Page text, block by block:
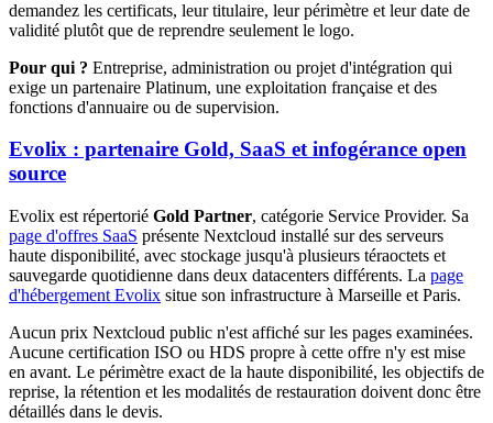
demandez les certificats, leur titulaire, leur périmètre et leur date de
validité plutôt que de reprendre seulement le logo.
Pour qui ? Entreprise, administration ou projet d'intégration qui
exige un partenaire Platinum, une exploitation française et des
fonctions d'annuaire ou de supervision.
Evolix : partenaire Gold, SaaS et infogérance open
source
Evolix est répertorié Gold Partner, catégorie Service Provider. Sa
page d'offres SaaS présente Nextcloud installé sur des serveurs
haute disponibilité, avec stockage jusqu'à plusieurs téraoctets et
sauvegarde quotidienne dans deux datacenters différents. La page
d'hébergement Evolix situe son infrastructure à Marseille et Paris.
Aucun prix Nextcloud public n'est affiché sur les pages examinées.
Aucune certification ISO ou HDS propre à cette offre n'y est mise
en avant. Le périmètre exact de la haute disponibilité, les objectifs de
reprise, la rétention et les modalités de restauration doivent donc être
détaillés dans le devis.